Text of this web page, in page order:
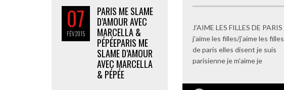
J’AIME LES FILLES DE PARIS
j’aime les filles/j’aime les filles
de paris elles disent je suis
parisienne je m’aime je
07
FÉV2015
PARIS ME SLAME
D’AMOUR AVEC
MARCELLA &
PÉPÉEPARIS ME
SLAME D’AMOUR
AVEC MARCELLA
& PÉPÉE